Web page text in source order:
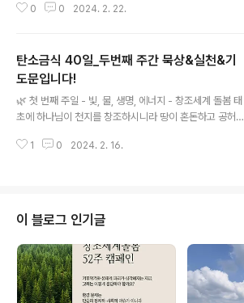
같사오며 형님도 나를 기뻐하심이니이다 하나님이 내게 은
는 이들 속에서 주의 얼굴을 뵙습니다. 감사합니다. 주님만
으로 만족하는 하루를 살 때에, 탄소가 덜 배출될 수 있도록
삶의 속도를 늦추겠습니다. 이동할 때는 걷거나 자전거 타
는 것이 더 즐겁도록 보행자 길과 자전거도로가 개선되게
몸기도 영상 https://youtu.be/6LWdj0MTFHs?si=M
0 0 2024. 2. 22.
탄소금식 40일_두번째 주간 묵상&실천&기
도문입니다!
🌿 첫 번째 주일 - 빛, 물, 생명, 에너지 - 창조세계 돌봄 태
초에 하나님이 천지를 창조하시니라 땅이 혼돈하고 공허하
시니라 하나님이 이르시되 빛이 있으라 하시니 빛이 있었
s://youtu.be/5V_NI1A-hSY 💚 교회학교 탄소금식 2주
간 💚 교회실천 주제 및 스토리텔링의 예 🌿 5일 - 하루동
안 전자제품 금식하기 너희는 가만히 있어 내가 하나님 됨
을 알지어다 (시 46:10) 주님, 주님만으로 충분한 하루를
살고자 하면서도 우리가 하루종일 분주하여 주님을 잊은
채..
1 0 2024. 2. 16.
이 블로그 인기글